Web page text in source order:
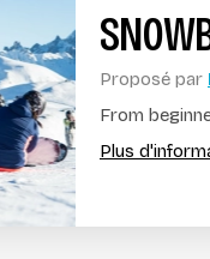
Proposé par
From
Plus